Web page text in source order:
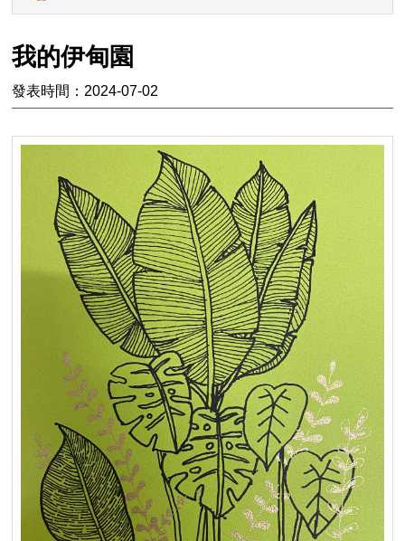
我的伊甸園
發表時間：2024-07-02